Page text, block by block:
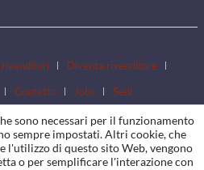
rivenditori
Diventa rivenditore
Contatto Jobs Sedi
sono necessari per il funzionamento
sempre impostati. Altri cookie, che
l'utilizzo di questo sito Web, vengono
o per semplificare l'interazione con